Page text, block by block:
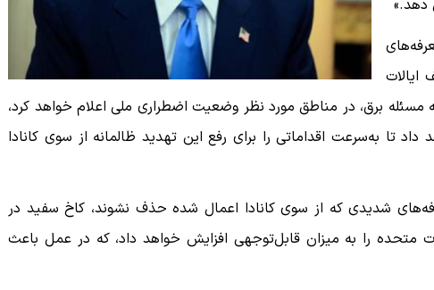
ایالات
برق، در مناطق مورد نظر وضعیت اضطراری ملی اعلام خواهد کرد،
تا به‌سرعت اقداماتی را برای رفع این تهدید ظالمانه از سوی کانادا
شدیدی که از سوی کانادا اعمال شده حذف نشوند، کاخ سفید در
ایالات متحده را به میزان قابل‌توجهی افزایش خواهد داد، که در عمل باعث